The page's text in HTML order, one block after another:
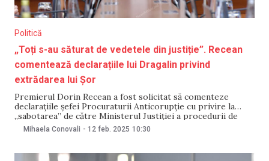
Politică
„Toți s-au săturat de vedetele din justiție”. Recean
comentează declarațiile lui Dragalin privind
extrădarea lui Șor
Premierul Dorin Recean a fost solicitat să comenteze
declarațiile șefei Procuraturii Anticorupție cu privire la
„sabotarea” de către Ministerul Justiției a procedurii de
extrădare a lui Ilan Șor. Premierul a numit afirmațiile
simplă: dosare, probe,
Mihaela Conovali - 12 feb. 2025 10:30